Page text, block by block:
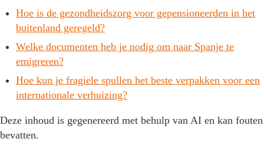
Hoe is de gezondheidszorg voor gepensioneerden in het
buitenland geregeld?
Welke documenten heb je nodig om naar Spanje te
emigreren?
Hoe kun je fragiele spullen het beste verpakken voor een
internationale verhuizing?
Deze inhoud is gegenereerd met behulp van AI en kan fouten
bevatten.